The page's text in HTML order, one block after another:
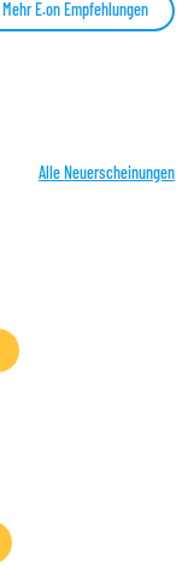
Mehr E.on Empfehlungen
Alle Neuerscheinungen